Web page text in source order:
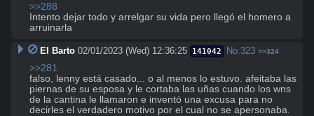
>>288
Intento dejar todo y arrelgar su vida pero llegó el homero a
arruinarla
El Barto 02/01/2023 (Wed) 12:36:25 141042 No. 323 >>324
>>281
falso, lenny está casado... o al menos lo estuvo. afeitaba las
piernas de su esposa y le cortaba las uñas cuando los wns
de la cantina le llamaron e inventó una excusa para no
decirles el verdadero motivo por el cual no se apersonaba.